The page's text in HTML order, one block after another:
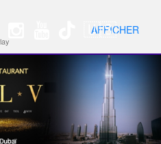
🇺🇸 Nav
AFFICHER